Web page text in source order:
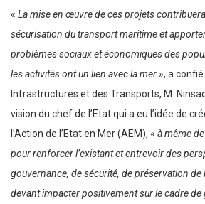
« La mise en œuvre de ces projets
sécurisation du transport maritime et
problèmes sociaux et économiques des
les activités ont un lien avec la mer », a
Infrastructures et des Transports, M.
vision du chef de l’Etat qui a eu l’idée de
l’Action de l’Etat en Mer (AEM), « à même
pour renforcer l’existant et entrevoir des
gouvernance, de sécurité, de préservation
devant impacter positivement sur le cadre de